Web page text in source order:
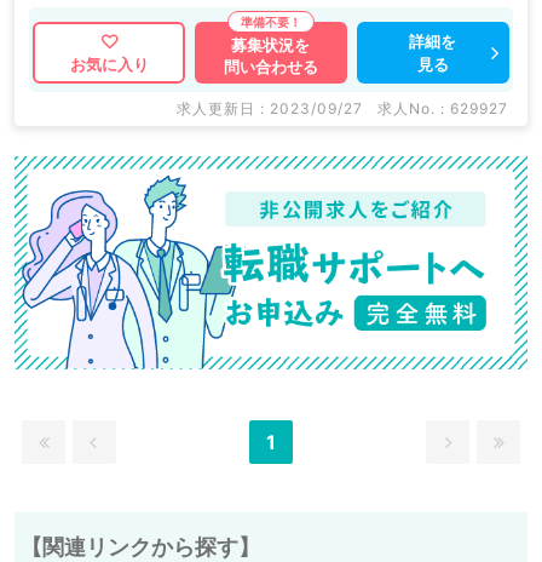
お気に入り
募集状況を
問い合わせる
詳細を
見る
求人更新日 : 2023/09/27 求人No. : 629927
1
【関連リンクから探す】